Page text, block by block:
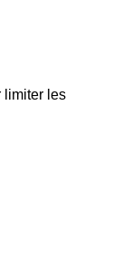
limiter les